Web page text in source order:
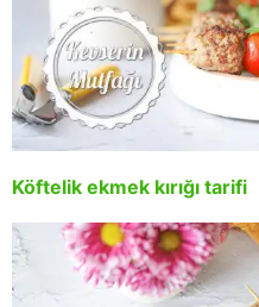
Köftelik ekmek kırığı tarifi